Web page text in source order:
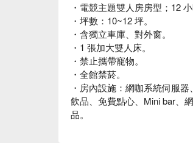
・電競主題雙人房房型；12 小
・坪數：10~12 坪。
・含獨立車庫、對外窗。
・1 張加大雙人床。
・禁止攜帶寵物。
・全館禁菸。
・房內設施：網咖系統伺服
飲品、免費點心、Mini bar、
品。